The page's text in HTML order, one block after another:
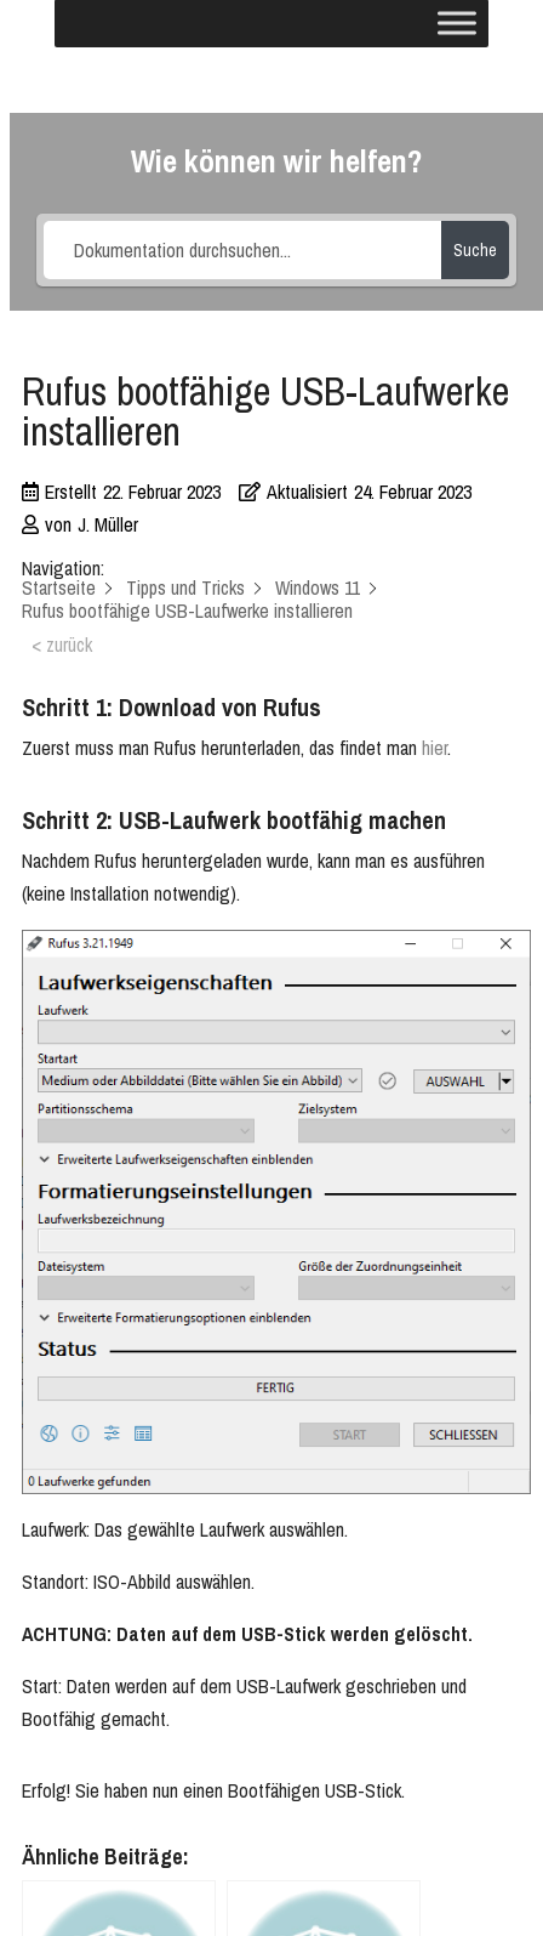
Wie können wir helfen?
Suche
Rufus bootfähige USB-Laufwerke
installieren
Erstellt 22. Februar 2023 Aktualisiert 24. Februar 2023
von J. Müller
Navigation:
Startseite Tipps und Tricks
Windows 11
Rufus bootfähige USB-Laufwerke installieren
< zurück
Schritt 1: Download von Rufus
Zuerst muss man Rufus herunterladen, das findet man hier.
Schritt 2: USB-Laufwerk bootfähig machen
Nachdem Rufus heruntergeladen wurde, kann man es ausführen
(keine Installation notwendig).
Laufwerk: Das gewählte Laufwerk auswählen.
Standort: ISO-Abbild auswählen.
ACHTUNG: Daten auf dem USB-Stick werden gelöscht.
Start: Daten werden auf dem USB-Laufwerk geschrieben und
Bootfähig gemacht.
Erfolg! Sie haben nun einen Bootfähigen USB-Stick.
Ähnliche Beiträge: